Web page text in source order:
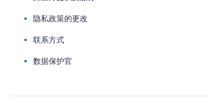
隐私政策的更改
联系方式
数据保护官